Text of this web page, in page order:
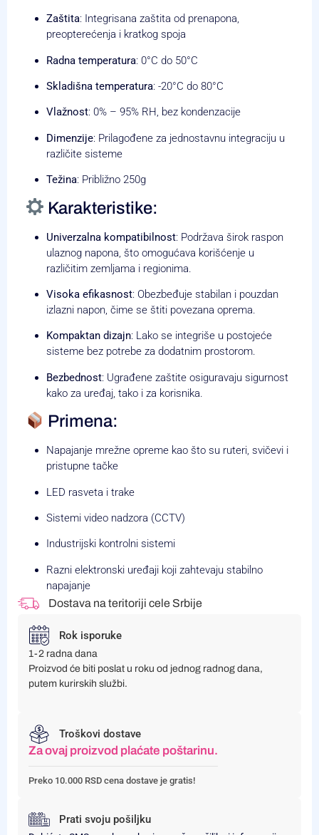
Zaštita: Integrisana zaštita od prenapona,
preopterećenja i kratkog spoja
Radna temperatura: 0°C do 50°C
Skladišna temperatura: -20°C do 80°C
Vlažnost: 0% – 95% RH, bez kondenzacije
Dimenzije: Prilagođene za jednostavnu integraciju u
različite sisteme
Težina: Približno 250g
Karakteristike:
Univerzalna kompatibilnost: Podržava širok raspon
ulaznog napona, što omogućava korišćenje u
različitim zemljama i regionima.
Visoka efikasnost: Obezbeđuje stabilan i pouzdan
izlazni napon, čime se štiti povezana oprema.
Kompaktan dizajn: Lako se integriše u postojeće
sisteme bez potrebe za dodatnim prostorom.
Bezbednost: Ugrađene zaštite osiguravaju sigurnost
kako za uređaj, tako i za korisnika.
Primena:
Napajanje mrežne opreme kao što su ruteri, svičevi i
pristupne tačke
LED rasveta i trake
Sistemi video nadzora (CCTV)
Industrijski kontrolni sistemi
Razni elektronski uređaji koji zahtevaju stabilno
napajanje
Dostava na teritoriji cele Srbije
Rok isporuke
1-2 radna dana
Proizvod će biti poslat u roku od jednog radnog dana,
putem kurirskih službi.
Troškovi dostave
Za ovaj proizvod plaćate poštarinu.
Preko 10.000 RSD cena dostave je gratis!
Prati svoju pošiljku